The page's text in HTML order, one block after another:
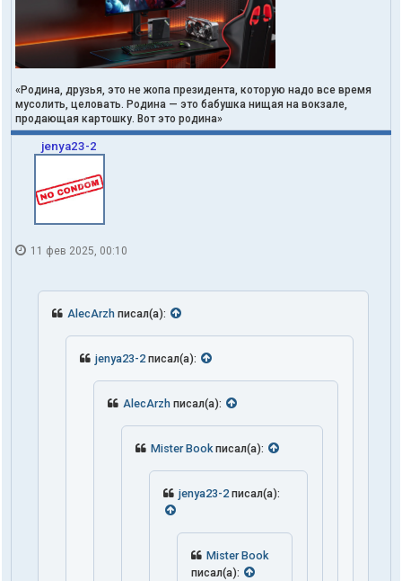
«Родина, друзья, это не жопа президента, которую надо все время
мусолить, целовать. Родина — это бабушка нищая на вокзале,
продающая картошку. Вот это родина»
jenya23-2
11 фев 2025, 00:10
AlecArzh писал(а):
jenya23-2 писал(а):
AlecArzh писал(а):
Mister Book писал(а):
jenya23-2 писал(а):
Mister Book
писал(а):